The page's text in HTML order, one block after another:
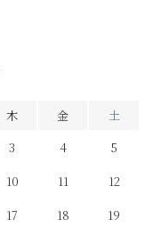
木 金
土
3 4
5
10 11
12
17 18
19